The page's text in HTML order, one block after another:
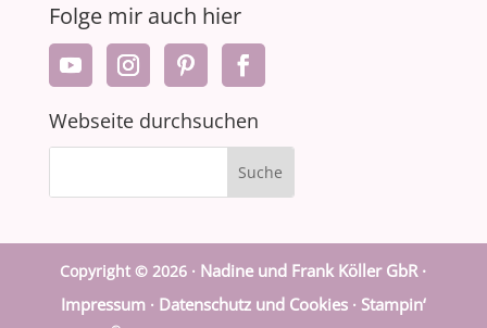
Folge mir auch hier
Webseite durchsuchen
Copyright © 2026 · Nadine und Frank Köller GbR ·
Impressum· Datenschutz und Cookies· Stampin‘